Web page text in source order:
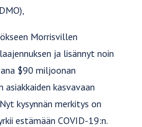
Morrisvillen
ja lisännyt noin
$90 miljoonan
kasvavaan
kysynnän merkitys on
estämään COVID-19:n.